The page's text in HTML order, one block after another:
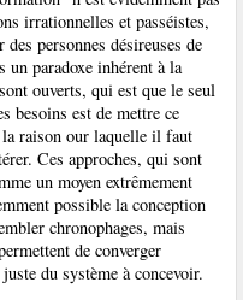
irrationnelles et passéistes,
personnes désireuses de
un paradoxe inhérent à la
ouverts, qui est que le seul
besoins est de mettre ce
la raison our laquelle il faut
Ces approches, qui sont
un moyen extrêmement
possible la conception
chronophages, mais
de converger
du système à concevoir.